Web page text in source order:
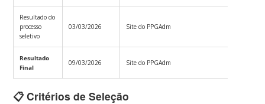
Resultado do
processo
seletivo
03/03/2026 Site do PPGAdm
Resultado
Final
09/03/2026 Site do PPGAdm
📋 Critérios de Seleção